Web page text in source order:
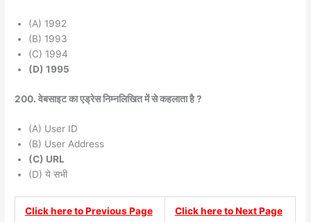
(A) 1992
(B) 1993
(C) 1994
(D) 1995
200. वेबसाइट का एड्रेस निम्नलिखित में से कहलाता है ?
(A) User ID
(B) User Address
(C) URL
(D) ये सभी
Click here to Previous Page Click here to Next Page